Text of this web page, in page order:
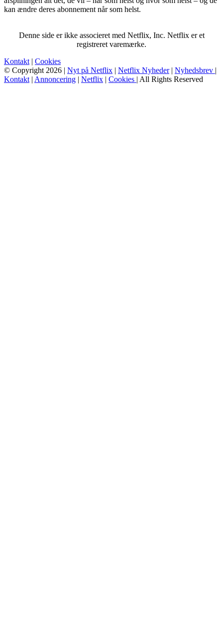
kan ændre deres abonnement når som helst.
Denne side er ikke associeret med Netflix, Inc. Netflix er et
registreret varemærke.
Kontakt | Cookies
© Copyright 2026 | Nyt på Netflix | Netflix Nyheder| Nyhedsbrev |
Kontakt | Annoncering | Netflix | Cookies | All Rights Reserved